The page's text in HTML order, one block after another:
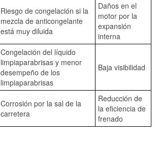
Riesgo de congelación si la
mezcla de anticongelante
está muy diluida
Daños en el
motor por la
expansión
interna
Congelación del líquido
limpiaparabrisas y menor
desempeño de los
limpiaparabrisas
Baja visibilidad
Corrosión por la sal de la
carretera
Reducción de
la eficiencia de
frenado